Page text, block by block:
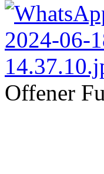
Offener